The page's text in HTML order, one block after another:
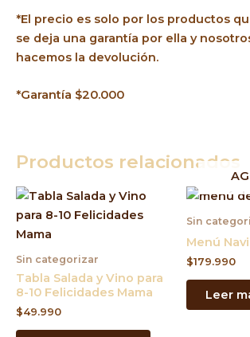
*El precio es solo por los productos
se deja una garantía por ella y
hacemos la devolución.
*Garantía $20.000
Productos relacionados
Sin categorizar
Tabla Salada y Vino para
8-10 Felicidades Mama
$49.990
Sin
Menú
$179.990
Leer